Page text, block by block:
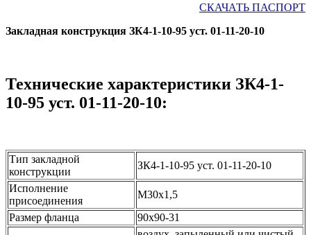
СКАЧАТЬ ПАСПОРТ
Закладная конструкция ЗК4-1-10-95 уст. 01-11-20-10
Технические характеристики ЗК4-1-
10-95 уст. 01-11-20-10:
Тип закладной
конструкции
ЗК4-1-10-95 уст. 01-11-20-10
Исполнение
присоединения
М30х1,5
Размер фланца
90х90-31